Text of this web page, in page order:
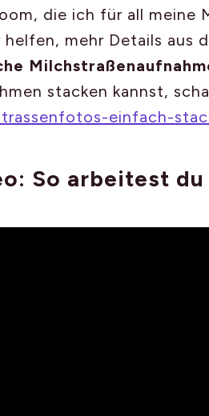
die ich für all meine
helfen, mehr Details aus
stacken kannst,
einfach-
So arbeitest